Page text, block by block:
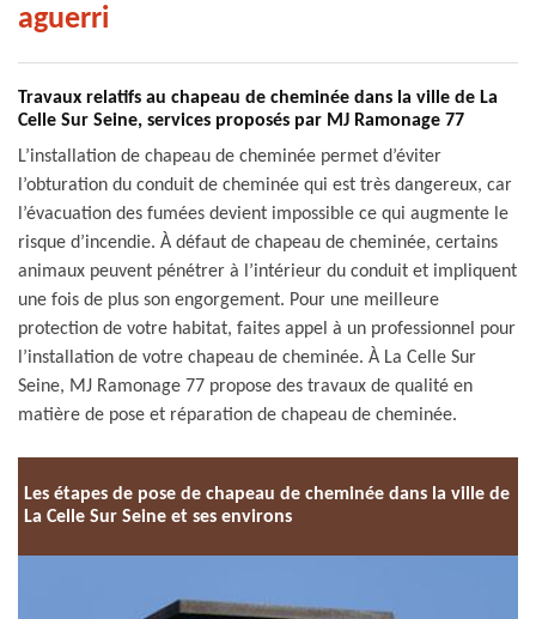
aguerri
Travaux relatifs au chapeau de cheminée dans la ville de La
Celle Sur Seine, services proposés par MJ Ramonage 77
L’installation de chapeau de cheminée permet d’éviter
l’obturation du conduit de cheminée qui est très dangereux, car
l’évacuation des fumées devient impossible ce qui augmente le
risque d’incendie. À défaut de chapeau de cheminée, certains
animaux peuvent pénétrer à l’intérieur du conduit et impliquent
une fois de plus son engorgement. Pour une meilleure
protection de votre habitat, faites appel à un professionnel pour
l’installation de votre chapeau de cheminée. À La Celle Sur
Seine, MJ Ramonage 77 propose des travaux de qualité en
matière de pose et réparation de chapeau de cheminée.
Les étapes de pose de chapeau de cheminée dans la ville de
La Celle Sur Seine et ses environs